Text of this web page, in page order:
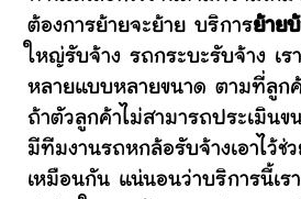
ต้องการย้ายจะย้าย บริการย้าย
ใหญ่รับจ้าง รถกระบะรับจ้าง เร
หลายแบบหลายขนาด ตามที่ลูก
ถ้าตัวลูกค้าไม่สามารถประเมินข
มีทีมงานรถหกล้อรับจ้างเอาไว้ช่
เหมือนกัน แน่นอนว่าบริการนี้เร